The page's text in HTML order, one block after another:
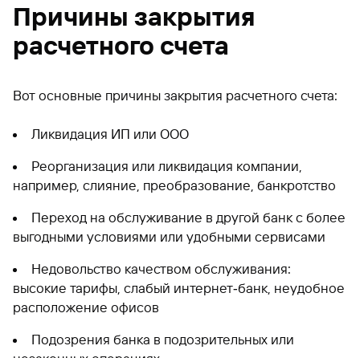
Причины закрытия
расчетного счета
Вот основные причины закрытия расчетного счета:
Ликвидация ИП или ООО
Реорганизация или ликвидация компании,
например, слияние, преобразование, банкротство
Переход на обслуживание в другой банк с более
выгодными условиями или удобными сервисами
Недовольство качеством обслуживания:
высокие тарифы, слабый интернет‑банк, неудобное
расположение офисов
Подозрения банка в подозрительных или